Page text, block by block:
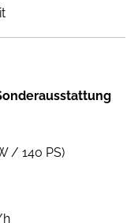
/ 140 PS)
h